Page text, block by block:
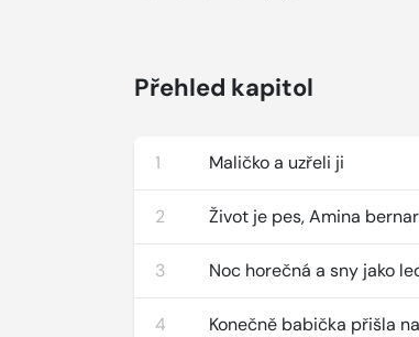
Přehled kapitol
1 Maličko a uzřeli ji
2 Život je pes, Amina
3 Noc horečná a sny jako
4 Konečně babička přišla